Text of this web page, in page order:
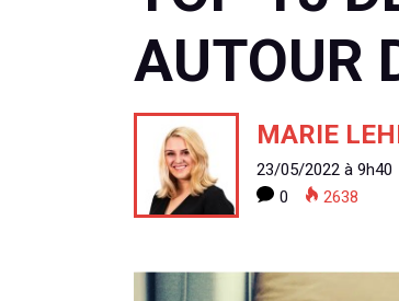
AUTOUR
MARIE
23/05/2022 à 9h40
0
2638